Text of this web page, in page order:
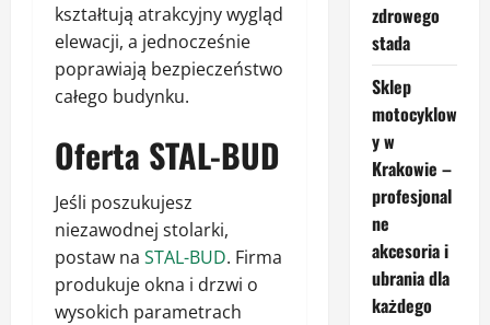
kształtują atrakcyjny wygląd
elewacji, a jednocześnie
poprawiają bezpieczeństwo
całego budynku.
Oferta STAL-BUD
Jeśli poszukujesz
niezawodnej stolarki,
postaw na STAL-BUD. Firma
produkuje okna i drzwi o
wysokich parametrach
zdrowego
stada
Sklep
motocyklow
y w
Krakowie –
profesjonal
ne
akcesoria i
ubrania dla
każdego